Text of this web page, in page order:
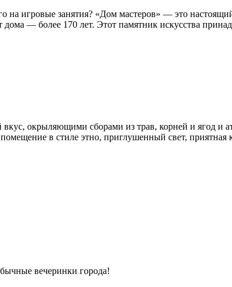
на игровые занятия? «Дом мастеров» — это
— более 170 лет. Этот памятник искусства
окрыляющими сборами из трав, корней и ягод и
в стиле этно, приглушенный свет,
вечеринки города!